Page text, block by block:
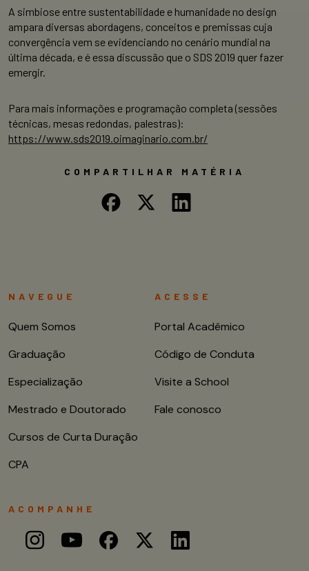
A simbiose entre sustentabilidade e humanidade no design
ampara diversas abordagens, conceitos e premissas cuja
convergência vem se evidenciando no cenário mundial na
última década, e é essa discussão que o SDS 2019 quer fazer
emergir.
Para mais informações e programação completa (sessões
técnicas, mesas redondas, palestras):
https://www.sds2019.oimaginario.com.br/
COMPARTILHAR MATÉRIA
NAVEGUE
Quem Somos
Graduação
Especialização
Mestrado e Doutorado
Cursos de Curta Duração
CPA
ACESSE
Portal Acadêmico
Código de Conduta
Visite a School
Fale conosco
ACOMPANHE